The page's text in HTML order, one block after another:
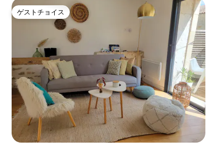
ゲストチョイス
ゲストチョイス